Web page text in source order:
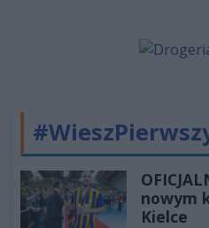
nowym
Kielce